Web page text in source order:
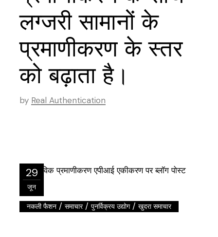
लग्जरी सामानों के
प्रमाणीकरण के स्तर
को बढ़ाता है।
by Real Authentication
29
जून
नकली फैशन /समाचार/पुनर्विक्रय उद्योग/खुदरा समाचार